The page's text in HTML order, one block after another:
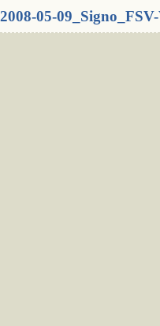
2008-05-09_Signo_FSV-